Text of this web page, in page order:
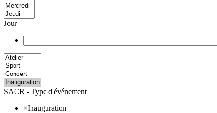
Jour
SACR - Type d'événement
×Inauguration